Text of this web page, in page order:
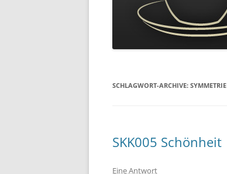
SCHLAGWORT-ARCHIVE: SYMMETRIE
SKK005 Schönheit
Eine Antwort